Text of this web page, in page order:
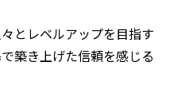
とレベルアップを目指す
築き上げた信頼を感じる